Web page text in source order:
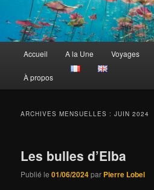
principal
Accueil A la Une Voyages
À propos
ARCHIVES MENSUELLES :JUIN 2024
Les bulles d’Elba
Publié le01/06/2024par Pierre Lobel